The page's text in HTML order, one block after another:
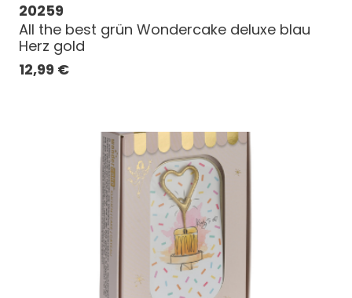
20259
All the best grün Wondercake deluxe blau
Herz gold
12,99 €